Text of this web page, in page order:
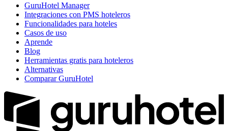
GuruHotel Manager
Integraciones con PMS hoteleros
Funcionalidades para hoteles
Casos de uso
Aprende
Blog
Herramientas gratis para hoteleros
Alternativas
Comparar GuruHotel